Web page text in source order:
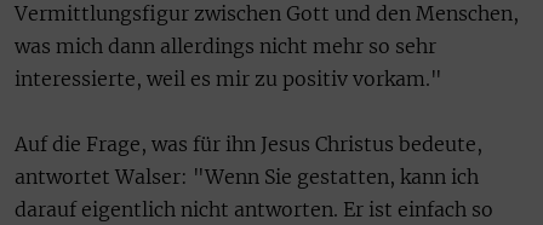
Vermittlungsfigur zwischen Gott und den Menschen,
was mich dann allerdings nicht mehr so sehr
interessierte, weil es mir zu positiv vorkam."
Auf die Frage, was für ihn Jesus Christus bedeute,
antwortet Walser: "Wenn Sie gestatten, kann ich
darauf eigentlich nicht antworten. Er ist einfach so